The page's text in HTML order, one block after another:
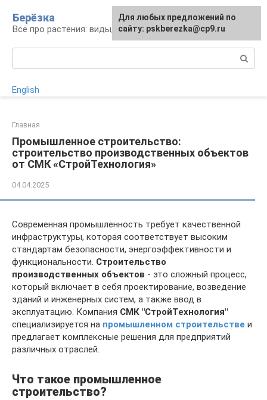
контенту
Берёзка
Всё про растения: виды, выращивание, уход
English
Главная
Промышленное строительство:
строительство производственных объектов
от СМК «СтройТехнология»
04.04.2025
Современная промышленность требует качественной
инфраструктуры, которая соответствует высоким
стандартам безопасности, энергоэффективности и
функциональности. Строительство
производственных объектов - это сложный процесс,
который включает в себя проектирование, возведение
зданий и инженерных систем, а также ввод в
эксплуатацию. Компания СМК "СтройТехнология"
специализируется на промышленном строительстве и
предлагает комплексные решения для предприятий
различных отраслей.
Что такое промышленное
строительство?
Для любых предложений по
сайту: pskberezka@cp9.ru